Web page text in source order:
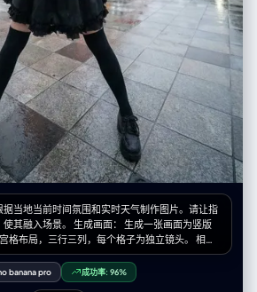
当地当前时间氛围和实时天气制作图片。请让指
画面： 生成一张画面为竖版
布局，三行三列，每个格子为独立镜头。 相机
眼感的镜头（大约等效全画幅 12–18mm 的观
有显著变化，可以使用的夸张机位包括： • 从正
正上方向下看的俯视视角 • 贴近地面的超低机位
banana pro 成功率: 96%